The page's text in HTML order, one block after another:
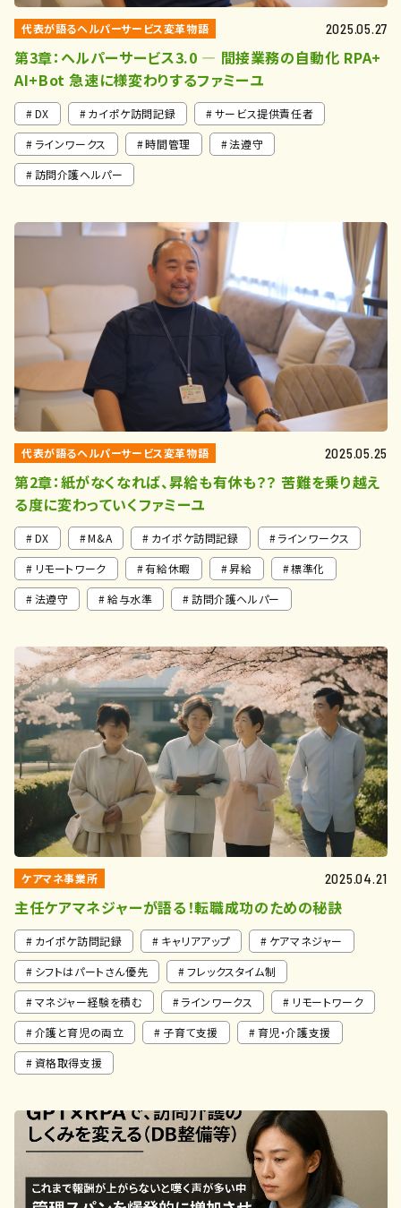
代表が語るヘルパーサービス変革物語 2025.05.27
第3章：ヘルパーサービス3.0 ― 間接業務の自動化 RPA+
AI+Bot 急速に様変わりするファミーユ
DX カイポケ訪問記録
サービス提供責任者
ラインワークス
時間管理
法遵守
訪問介護ヘルパー
代表が語るヘルパーサービス変革物語 2025.05.25
第2章：紙がなくなれば、昇給も有休も？？ 苦難を乗り越え
る度に変わっていくファミーユ
DX M&A カイポケ訪問記録
ラインワークス
リモートワーク
有給休暇 昇給
標準化
法遵守
給与水準 訪問介護ヘルパー
ケアマネ事業所 2025.04.21
主任ケアマネジャーが語る！転職成功のための秘訣
カイポケ訪問記録 キャリアアップ
ケアマネジャー
シフトはパートさん優先
フレックスタイム制
マネジャー経験を積む
ラインワークス
リモートワーク
介護と育児の両立
子育て支援
育児・介護支援
資格取得支援